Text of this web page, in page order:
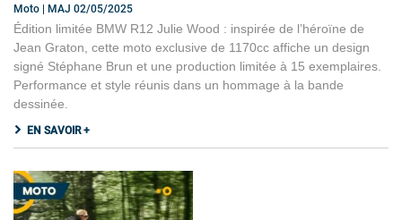
Moto | MAJ 02/05/2025
Édition limitée BMW R12 Julie Wood : inspirée de l’héroïne de
Jean Graton, cette moto exclusive de 1170cc affiche un design
signé Stéphane Brun et une production limitée à 15 exemplaires.
Performance et style réunis dans un hommage à la bande
dessinée.
EN SAVOIR +